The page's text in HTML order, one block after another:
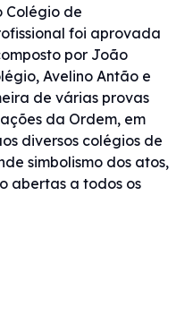
Colégio de
foi aprovada
por João
Avelino Antão e
de várias provas
da Ordem, em
diversos colégios de
simbolismo dos atos,
abertas a todos os